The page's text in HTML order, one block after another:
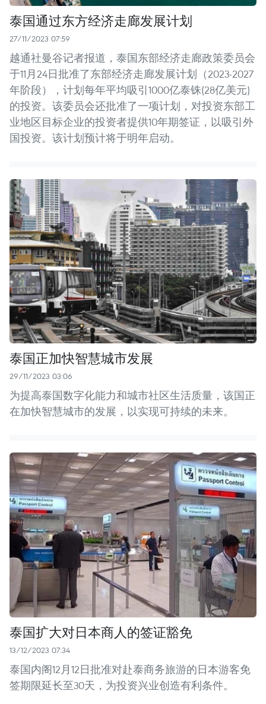
泰国通过东方经济走廊发展计划
27/11/2023 07:59
越通社曼谷记者报道，泰国东部经济走廊政策委员会
于11月24日批准了东部经济走廊发展计划（2023-2027
年阶段），计划每年平均吸引1000亿泰铢(28亿美元)
的投资。该委员会还批准了一项计划，对投资东部工
业地区目标企业的投资者提供10年期签证，以吸引外
国投资。该计划预计将于明年启动。
泰国正加快智慧城市发展
29/11/2023 03:06
为提高泰国数字化能力和城市社区生活质量，该国正
在加快智慧城市的发展，以实现可持续的未来。
泰国扩大对日本商人的签证豁免
13/12/2023 07:34
泰国内阁12月12日批准对赴泰商务旅游的日本游客免
签期限延长至30天，为投资兴业创造有利条件。